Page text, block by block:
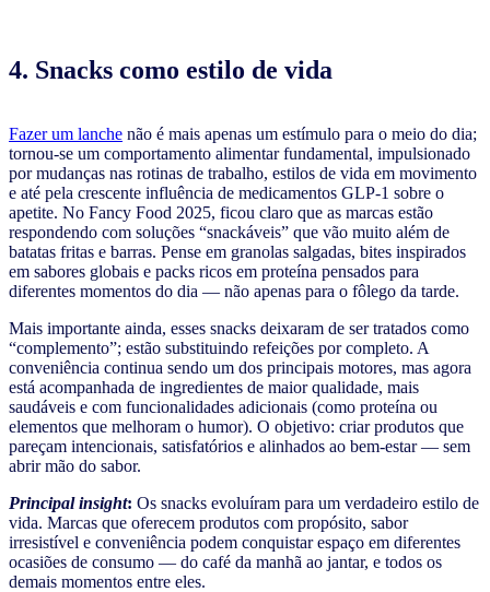
4. Snacks como estilo de vida
Fazer um lanche não é mais apenas um estímulo para o meio do dia;
tornou-se um comportamento alimentar fundamental, impulsionado
por mudanças nas rotinas de trabalho, estilos de vida em movimento
e até pela crescente influência de medicamentos GLP-1 sobre o
apetite. No Fancy Food 2025, ficou claro que as marcas estão
respondendo com soluções “snackáveis” que vão muito além de
batatas fritas e barras. Pense em granolas salgadas, bites inspirados
em sabores globais e packs ricos em proteína pensados para
diferentes momentos do dia — não apenas para o fôlego da tarde.
Mais importante ainda, esses snacks deixaram de ser tratados como
“complemento”; estão substituindo refeições por completo. A
conveniência continua sendo um dos principais motores, mas agora
está acompanhada de ingredientes de maior qualidade, mais
saudáveis e com funcionalidades adicionais (como proteína ou
elementos que melhoram o humor). O objetivo: criar produtos que
pareçam intencionais, satisfatórios e alinhados ao bem-estar — sem
abrir mão do sabor.
Principal insight: Os snacks evoluíram para um verdadeiro estilo de
vida. Marcas que oferecem produtos com propósito, sabor
irresistível e conveniência podem conquistar espaço em diferentes
ocasiões de consumo — do café da manhã ao jantar, e todos os
demais momentos entre eles.